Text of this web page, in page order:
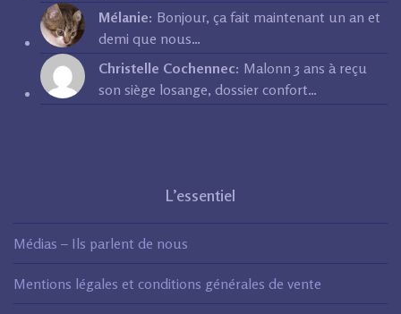
Mélanie: Bonjour, ça fait maintenant un an et
demi que nous…
Christelle Cochennec: Malonn 3 ans à reçu
son siège losange, dossier confort…
L’essentiel
Médias – Ils parlent de nous
Mentions légales et conditions générales de vente